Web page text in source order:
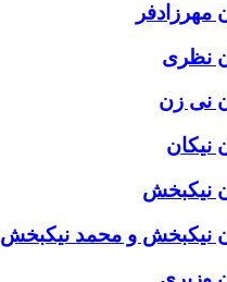
مهرزادفر
نظری
نی زن
نیکان
نیکبخش
نیکبخش و محمد نیکبخش